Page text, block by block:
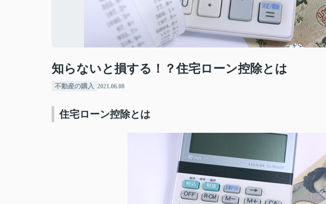
知らないと損する！？住宅ローン控除とは
不動産の購入 2021.06.08
住宅ローン控除とは